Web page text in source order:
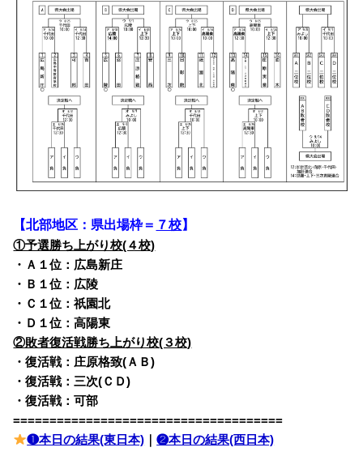
【北部地区：県出場枠＝ ７校】
①予選勝ち上がり校(４校)
・Ａ１位：広島新庄
・Ｂ１位：広陵
・Ｃ１位：祇園北
・Ｄ１位：高陽東
②敗者復活戦勝ち上がり校(３校)
・復活戦：庄原格致(ＡＢ)
・復活戦：三次(ＣＤ)
・復活戦：可部
=====================================
❶本日の結果(東日本) ｜❷本日の結果(西日本)